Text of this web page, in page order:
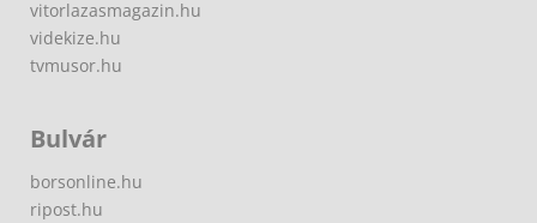
vitorlazasmagazin.hu
videkize.hu
tvmusor.hu
Bulvár
borsonline.hu
ripost.hu